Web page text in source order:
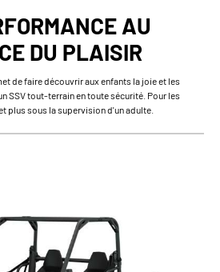
AU
DU PLAISIR
de faire découvrir aux enfants la joie et les
SSV tout-terrain en toute sécurité. Pour les
plus sous la supervision d'un adulte.